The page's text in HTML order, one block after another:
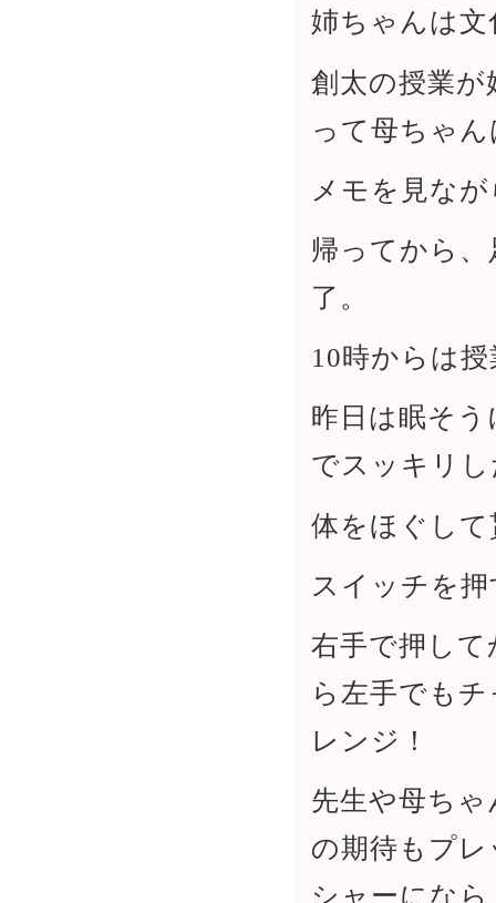
姉ちゃんは
創太の授業
って母ちゃ
メモを見な
帰ってから
了。
10時からは授
昨日は眠そ
でスッキリ
体をほぐし
スイッチを
右手で押して
ら左手でもチ
レンジ！
先生や母ちゃ
の期待もプレ
シャーになら